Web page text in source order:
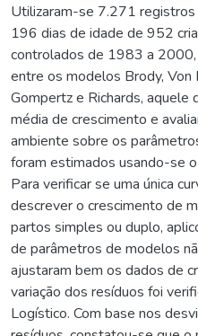
Utilizaram-se 7.271
196 dias de idade de 952
controlados de 1983 a
entre os modelos Brody, Von
Gompertz e Richards, aquele
média de crescimento e
ambiente sobre os
foram estimados usando-se
Para verificar se uma única
descrever o crescimento de
partos simples ou duplo,
de parâmetros de modelos
ajustaram bem os dados de
variação dos resíduos foi
Logístico. Com base nos